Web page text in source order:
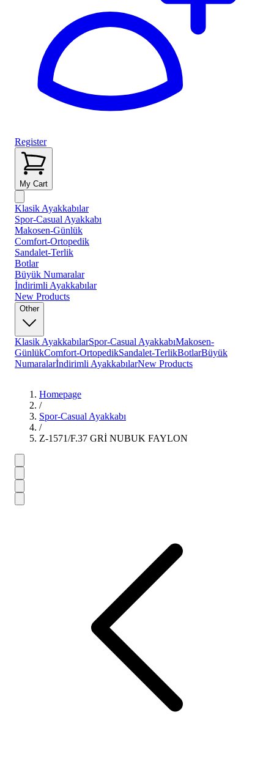
Register
My Cart
Klasik Ayakkabılar
Spor-Casual Ayakkabı
Makosen-Günlük
Comfort-Ortopedik
Sandalet-Terlik
Botlar
Büyük Numaralar
İndirimli Ayakkabılar
New Products
Other
Klasik AyakkabılarSpor-Casual AyakkabıMakosen-
GünlükComfort-OrtopedikSandalet-TerlikBotlarBüyük
Numaralarİndirimli AyakkabılarNew Products
Homepage
/
Spor-Casual Ayakkabı
/
Z-1571/F.37 GRİ NUBUK FAYLON